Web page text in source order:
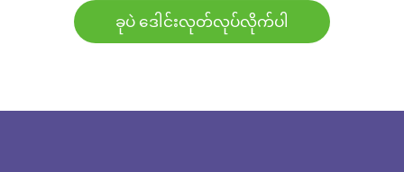
ခုပဲ ဒေါင်းလုတ်လုပ်လိုက်ပါ